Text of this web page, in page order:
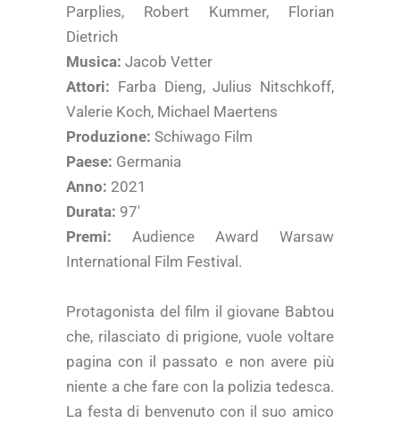
Parplies, Robert Kummer, Florian
Dietrich
Musica: Jacob Vetter
Attori: Farba Dieng, Julius Nitschkoff,
Valerie Koch, Michael Maertens
Produzione: Schiwago Film
Paese: Germania
Anno: 2021
Durata: 97′
Premi: Audience Award Warsaw
International Film Festival.
Protagonista del film il giovane Babtou
che, rilasciato di prigione, vuole voltare
pagina con il passato e non avere più
niente a che fare con la polizia tedesca.
La festa di benvenuto con il suo amico